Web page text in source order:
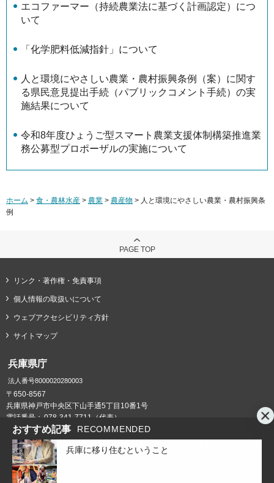
おすすめ記事 RECOMMENDED
兵庫に移り住むということ
エコファーマー（持続農業法に基づく計画認定）につ
いて
「化学肥料低減指針」について
人と環境にやさしい農業・農村振興条例（案）に関す
る県民意見提出手続（パブリックコメント手続）の実
施結果について
令和8年度ひょうご型スマート農業支援体制構築推進業
務公募型プロポーザルの実施について
ホーム > 食・農林水産 > 農業 > 農産物 > 人と環境にやさしい農業・農村振興条
例
PAGE TOP
リンク・著作権・免責事項
個人情報の取扱いについて
ウェブアクセシビリティ方針
サイトマップ
兵庫県庁
法人番号8000020280003
〒650-8567
兵庫県神戸市中央区下山手通5丁目10番1号
電話番号： 078-341-7711（代表）
県庁までの交通案内
Copyright © Hyogo Prefectural Government. All rights reserved.